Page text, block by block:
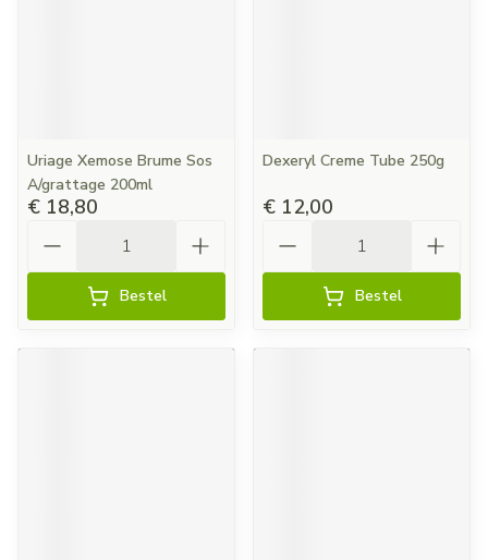
Uriage Xemose Brume Sos
A/grattage 200ml
€ 18,80
Bestel
Dexeryl Creme Tube 250g
€ 12,00
Bestel